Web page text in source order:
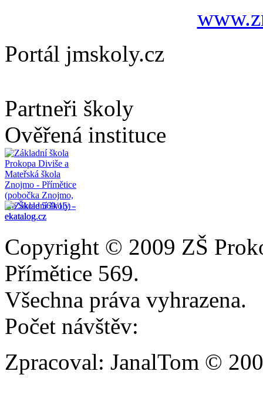
Portál jmskoly.cz
Partneři školy
Ověřená instituce
Copyright © 2009 ZŠ
Přímětice 569.
Všechna práva vyhrazena.
Počet návštěv:
Zpracoval: JanalTom ©